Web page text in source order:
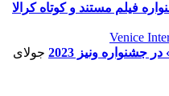
فیلم مستند و کوتاه کرالا
ونیز 2023
جولای